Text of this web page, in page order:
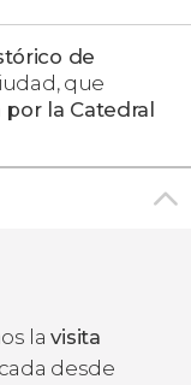
de
que
por la Catedral
lavisita
desde